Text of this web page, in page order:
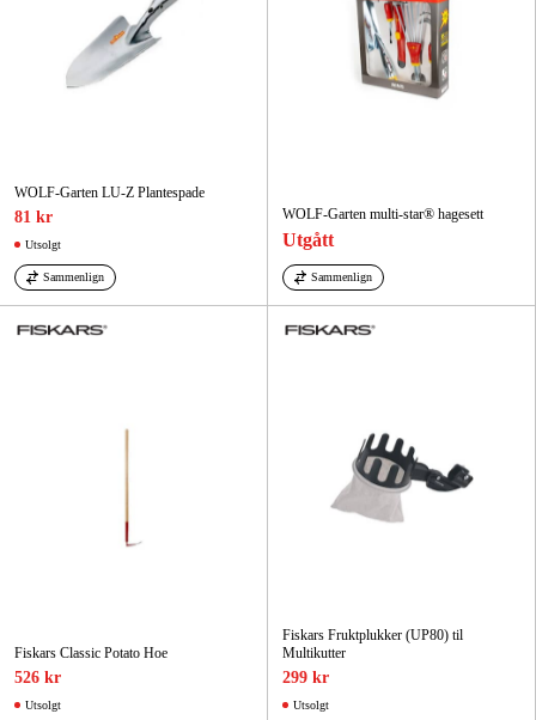
WOLF-Garten LU-Z Plantespade
81 kr
Utsolgt
Sammenlign
WOLF-Garten multi-star® hagesett
Utgått
Sammenlign
Fiskars Classic Potato Hoe
526 kr
Utsolgt
Fiskars Fruktplukker (UP80) til
Multikutter
299 kr
Utsolgt